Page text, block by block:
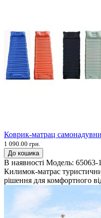
Коврик-матрац
1 090.00 грн.
До кошика
В наявності Модель: 65063-1
Килимок-матрас
рішення для комфортного